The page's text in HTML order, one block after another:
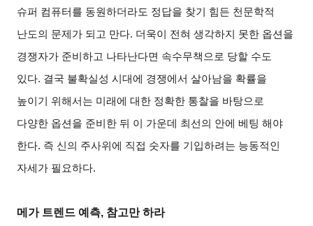
슈퍼 컴퓨터를 동원하더라도 정답을 찾기 힘든 천문학적
난도의 문제가 되고 만다. 더욱이 전혀 생각하지 못한 옵션을
경쟁자가 준비하고 나타난다면 속수무책으로 당할 수도
있다. 결국 불확실성 시대에 경쟁에서 살아남을 확률을
높이기 위해서는 미래에 대한 정확한 통찰을 바탕으로
다양한 옵션을 준비한 뒤 이 가운데 최선의 안에 베팅 해야
한다. 즉 신의 주사위에 직접 숫자를 기입하려는 능동적인
자세가 필요하다.
메가 트렌드 예측, 참고만 하라